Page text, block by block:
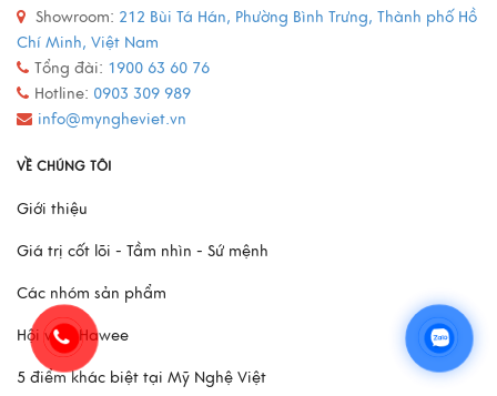
Quy trình sản xuất đồ đồng
Xem thêm
Mô Hình Thuyền France II - Món Quà Chinh Phục Mọi
Xem thêm
Showroom: 212 Bùi Tá Hán, Phường Bình Trưng, Thành phố Hồ
Chí Minh, Việt Nam
Tổng đài: 1900 63 60 76
Hotline: 0903 309 989
info@myngheviet.vn
VỀ CHÚNG TÔI
Giới thiệu
Giá trị cốt lõi - Tầm nhìn - Sứ mệnh
Các nhóm sản phẩm
Hội viên Hawee
5 điểm khác biệt tại Mỹ Nghệ Việt